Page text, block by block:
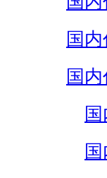
国
国